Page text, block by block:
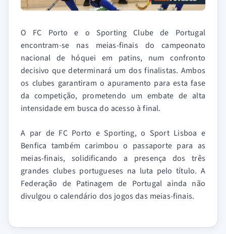
O FC Porto e o Sporting Clube de Portugal
encontram-se nas meias-finais do campeonato
nacional de hóquei em patins, num confronto
decisivo que determinará um dos finalistas. Ambos
os clubes garantiram o apuramento para esta fase
da competição, prometendo um embate de alta
intensidade em busca do acesso à final.
A par de FC Porto e Sporting, o Sport Lisboa e
Benfica também carimbou o passaporte para as
meias-finais, solidificando a presença dos três
grandes clubes portugueses na luta pelo título. A
Federação de Patinagem de Portugal ainda não
divulgou o calendário dos jogos das meias-finais.